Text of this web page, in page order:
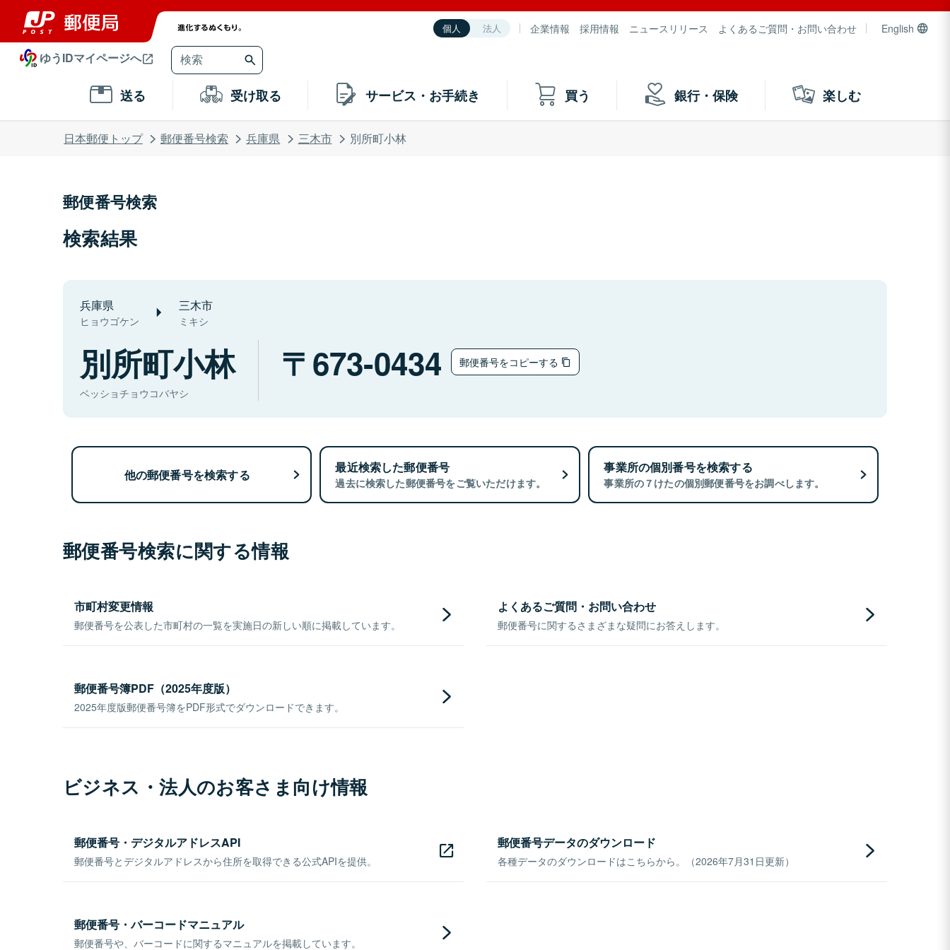
個人 法人 企業情報 採用情報 ニュースリリース よくあるご質問・お問い合わせ English
ゆうIDマイページへ
送る 受け取る サービス・お手続き 買う 銀行・保険 楽しむ
日本郵便トップ 郵便番号検索 兵庫県 三木市 別所町小林
郵便番号検索
検索結果
兵庫県
ヒョウゴケン
三木市
ミキシ
別所町小林
ベッショチョウコバヤシ
673-0434 郵便番号をコピーする
他の郵便番号を検索する 最近検索した郵便番号
過去に検索した郵便番号をご覧いただけます。
事業所の個別番号を検索する
事業所の７けたの個別郵便番号をお調べします。
郵便番号検索に関する情報
市町村変更情報
郵便番号を公表した市町村の一覧を実施日の新しい順に掲載しています。
よくあるご質問・お問い合わせ
郵便番号に関するさまざまな疑問にお答えします。
郵便番号簿PDF（2025年度版）
2025年度版郵便番号簿をPDF形式でダウンロードできます。
ビジネス・法人のお客さま向け情報
郵便番号・デジタルアドレスAPI
郵便番号とデジタルアドレスから住所を取得できる公式APIを提供。
郵便番号データのダウンロード
各種データのダウンロードはこちらから。（2026年7月31日更新）
郵便番号・バーコードマニュアル
郵便番号や、バーコードに関するマニュアルを掲載しています。